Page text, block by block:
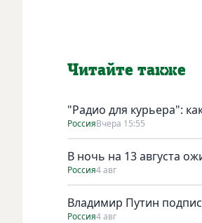
Читайте также
"Радио для курьера":
РоссияВчера 15:55
В ночь на 13 августа
Россия4 авг
Владимир Путин
Россия4 авг